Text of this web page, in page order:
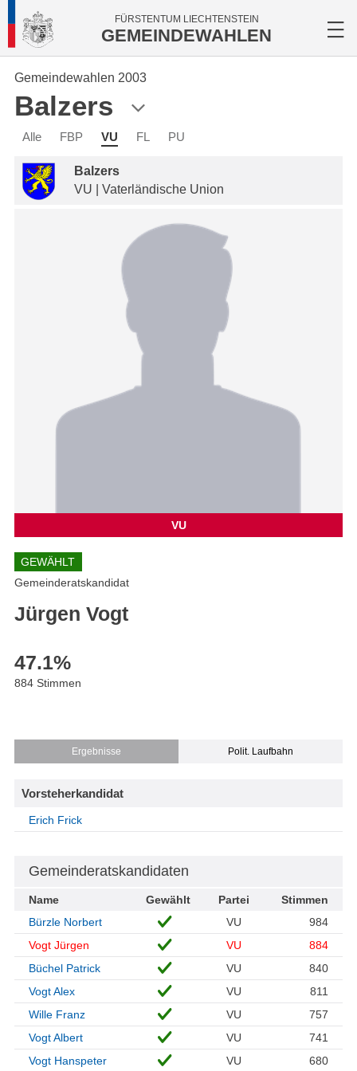
FÜRSTENTUM LIECHTENSTEIN
GEMEINDEWAHLEN
Gemeindewahlen 2003
Balzers
Alle FBP VU FL PU
Balzers
VU | Vaterländische Union
VU
GEWÄHLT
Gemeinderatskandidat
Jürgen Vogt
47.1%
884 Stimmen
Ergebnisse Polit. Laufbahn
Vorsteherkandidat
Erich Frick
Gemeinderatskandidaten
Name Gewählt Partei
Stimmen
Bürzle Norbert
VU
984
Vogt Jürgen
VU
884
Büchel Patrick
VU
840
Vogt Alex
VU
811
Wille Franz
VU
757
Vogt Albert
VU
741
Vogt Hanspeter
VU 680